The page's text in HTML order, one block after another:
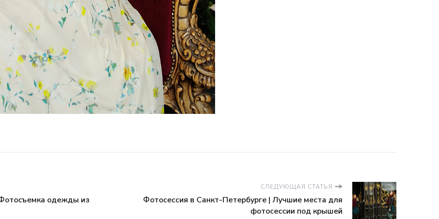
одежды из
СЛЕДУЮЩАЯ СТАТЬЯ
Фотосессия в Санкт-Петербурге | Лучшие места для
фотосессии под крышей